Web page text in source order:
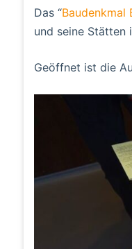
Das “Baudenkmal
und seine Stätten
Geöffnet ist die